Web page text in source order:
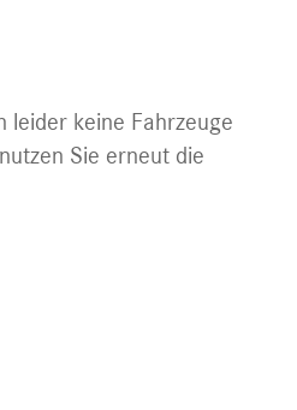
leider keine Fahrzeuge
Sie erneut die